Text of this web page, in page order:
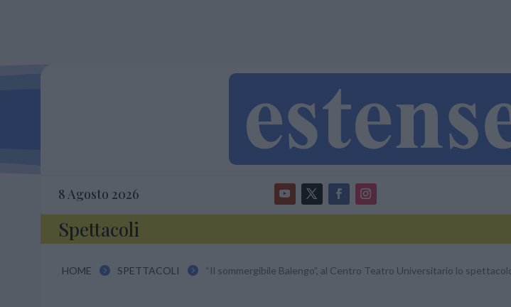
8 Agosto 2026
Spettacoli
HOME  SPETTACOLI  “Il sommergibile Balengo”, al Centro Teatro Universitario lo